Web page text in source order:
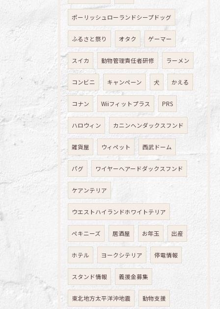
ポーリッシュローランドシープドッグ
ふるさと祭り オタク ゲーマー
スイカ 動物管理責任者研修 ラーメン
コンビニ キャンペーン 犬 かえる
コナン Wiiフィットプラス PRS
ハロウィン カニンヘンダックスフンド
雑貨屋 ウィペット 西武ドーム
パグ ワイヤーヘアードダックスフンド
ケアンテリア
ウエストハイランドホワイトテリア
ペキニーズ 居酒屋 お年玉 出産
ホテル ヨークシテリア 停電情報
スタンド情報 義援金募集
東北地方太平洋沖地震 動物支援